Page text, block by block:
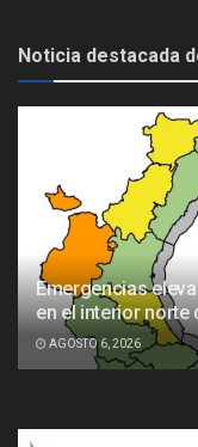
Noticia destacada
Emergencias
en el interior norte
AGOSTO 6, 2026